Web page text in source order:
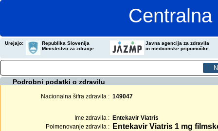
Urejajo:
Republika Slovenija
Ministrstvo za zdravje
Javna agencija za zdravila
in medicinske pripomočke
Podrobni podatki o zdravilu
Nacionalna šifra zdravila : 149047
Ime zdravila : Entekavir Viatris
Poimenovanje zdravila :
Entekavir Viatris 1 mg